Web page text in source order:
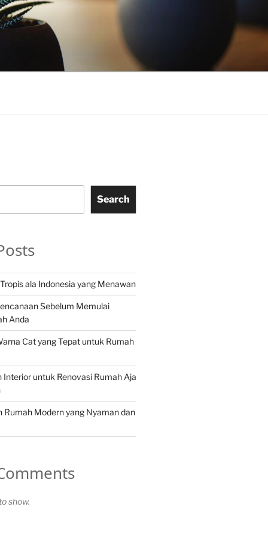
Search
ala Indonesia yang Menawan
Sebelum Memulai
Anda
Cat yang Tepat untuk Rumah
Interior untuk Renovasi Rumah Aja
Rumah Modern yang Nyaman dan
show.